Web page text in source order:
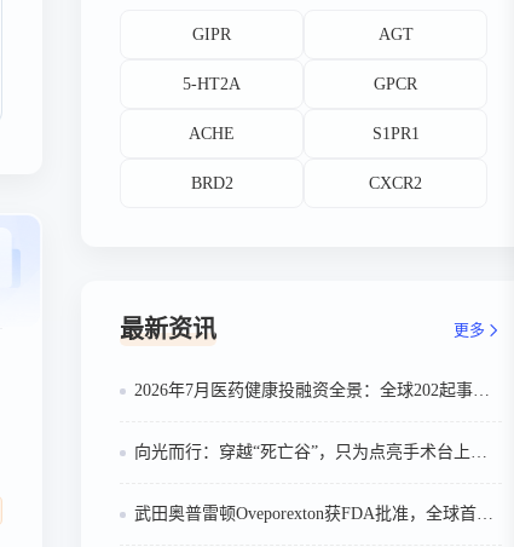
GIPR AGT
5-HT2A GPCR
ACHE S1PR1
BRD2 CXCR2
最新资讯 更多
2026年7月医药健康投融资全景：全球202起事件、中国99起，医疗器械+医药研发双赛道吸金564亿
向光而行：穿越“死亡谷”，只为点亮手术台上的那束光
武田奥普雷顿Oveporexton获FDA批准，全球首个靶向食欲素的1型发作性睡病对因治疗药物上市